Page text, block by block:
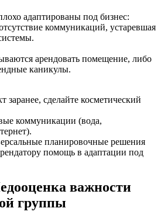
адаптированы под бизнес:
коммуникаций, устаревшая
арендовать помещение, либо
каникулы.
заранее, сделайте косметический
коммуникации (вода,
планировочные решения
помощь в адаптации под
важности
группы